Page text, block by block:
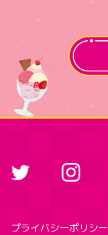
プライバシーポリシー